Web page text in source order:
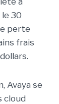
30
perte
frais
Avaya se
cloud